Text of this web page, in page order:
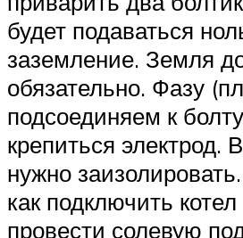
будет подаваться
заземление. Земля
обязательно. Фазу
подсоединяем к
крепиться электрод.
нужно
как подключить
провести солевую